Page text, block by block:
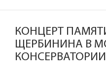
КОНЦЕРТ
ЩЕРБИНИНА В
КОНСЕРВАТОРИИ